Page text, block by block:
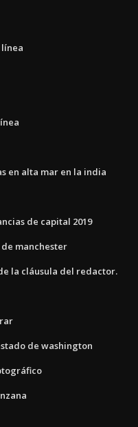
en alta mar en la india
de capital 2019
manchester
la cláusula del redactor.
de washington